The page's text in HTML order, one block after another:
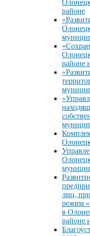
районе
районе
лиц,
режим
в
районе